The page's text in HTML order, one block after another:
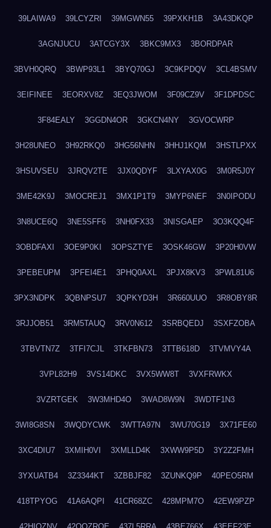
39LAIWA9 39LCYZRI 39MGWN55 39PXKH1B 3A43DKQP
3AGNJUCU 3ATCGY3X 3BKC9MX3 3BORDPAR
3BVH0QRQ 3BWP93L1 3BYQ70GJ 3C9KPDQV 3CL4BSMV
3EIFINEE 3EORXV8Z 3EQ3JWOM 3F09CZ9V 3F1DPDSC
3F84EALY 3GGDN4OR 3GKCN4NY 3GVOCWRP
3H28UNEO 3H92RKQ0 3HG56NHN 3HHJ1KQM 3HSTLPXX
3HSUVSEU 3JRQV2TE 3JX0QDYF 3LXYAX0G 3M0R5J0Y
3ME42K9J 3MOCREJ1 3MX1P1T9 3MYP6NEF 3N0IPODU
3N8UCE6Q 3NE5SFF6 3NH0FX33 3NISGAEP 3O3KQQ4F
3OBDFAXI 3OE9P0KI 3OPSZTYE 3OSK46GW 3P20H0VW
3PEBEUPM 3PFEI4E1 3PHQ0AXL 3PJX8KV3 3PWL81U6
3PX3NDPK 3QBNPSU7 3QPKYD3H 3R660UUO 3R8OBY8R
3RJJOB51 3RM5TAUQ 3RV0N612 3SRBQEDJ 3SXFZOBA
3TBVTN7Z 3TFI7CJL 3TKFBN73 3TTB618D 3TVMVY4A
3VPL82H9 3VS14DKC 3VX5WW8T 3VXFRWKX
3VZRTGEK 3W3MHD4O 3WAD8W9N 3WDTF1N3
3WI8G8SN 3WQDYCWK 3WTTA97N 3WU70G19 3X71FE60
3XC4DIU7 3XMIH0VI 3XMLLD4K 3XWW9P5D 3Y2Z2FMH
3YXUATB4 3Z3344KT 3ZBBJF82 3ZUNKQ9P 40PEO5RM
418TPYOG 41A6AQPI 41CR68ZC 428MPM7O 42EW9PZP